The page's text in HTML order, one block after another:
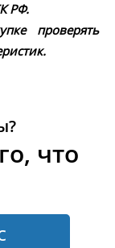
РФ.
проверять
что